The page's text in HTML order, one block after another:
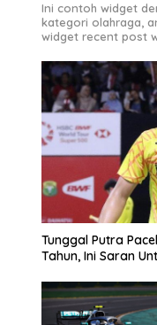
Ini contoh widget
kategori olahraga,
widget recent post
Tunggal Putra
Tahun, Ini Saran